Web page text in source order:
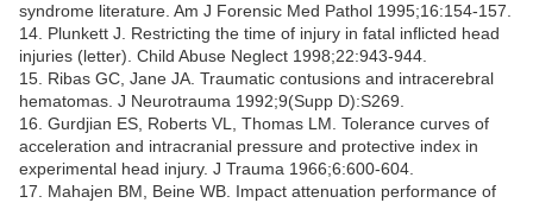
syndrome literature. Am J Forensic Med Pathol 1995;16:154-157.
14. Plunkett J. Restricting the time of injury in fatal inflicted head
injuries (letter). Child Abuse Neglect 1998;22:943-944.
15. Ribas GC, Jane JA. Traumatic contusions and intracerebral
hematomas. J Neurotrauma 1992;9(Supp D):S269.
16. Gurdjian ES, Roberts VL, Thomas LM. Tolerance curves of
acceleration and intracranial pressure and protective index in
experimental head injury. J Trauma 1966;6:600-604.
17. Mahajen BM, Beine WB. Impact attenuation performance of